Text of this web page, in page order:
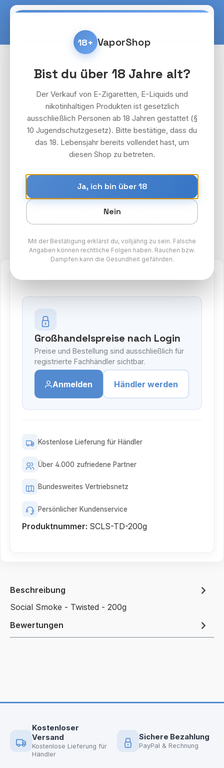
Zum Hauptinhalt springen
Bildergalerie überspringen
Social Smoke - Twisted - 200g 28,90€
Social Smoke
Großhandelspreise nach Login
Preise und Bestellung sind ausschließlich für
registrierte Fachhändler sichtbar.
Anmelden Händler werden
Kostenlose Lieferung für Händler
Über 4.000 zufriedene Partner
Bundesweites Vertriebsnetz
Persönlicher Kundenservice
Produktnummer: SCLS-TD-200g
Beschreibung
Social Smoke - Twisted - 200g
Bewertungen
Kostenloser
Versand
Kostenlose Lieferung für
Händler
Sichere Bezahlung
PayPal & Rechnung
18+ VaporShop
Bist du über 18 Jahre alt?
Der Verkauf von E-Zigaretten, E-Liquids und
nikotinhaltigen Produkten ist gesetzlich
ausschließlich Personen ab 18 Jahren gestattet (§
10 Jugendschutzgesetz). Bitte bestätige, dass du
das 18. Lebensjahr bereits vollendet hast, um
diesen Shop zu betreten.
Ja, ich bin über 18
Nein
Mit der Bestätigung erklärst du, volljährig zu sein. Falsche
Angaben können rechtliche Folgen haben. Rauchen bzw.
Dampfen kann die Gesundheit gefährden.